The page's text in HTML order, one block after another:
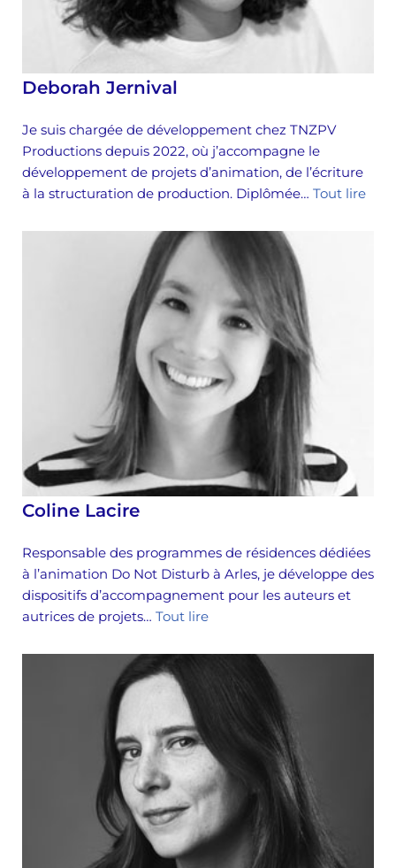
Deborah Jernival
Je suis chargée de développement chez TNZPV
Productions depuis 2022, où j’accompagne le
développement de projets d’animation, de l’écriture
à la structuration de production. Diplômée… Tout lire
Coline Lacire
Responsable des programmes de résidences dédiées
à l’animation Do Not Disturb à Arles, je développe des
dispositifs d’accompagnement pour les auteurs et
autrices de projets… Tout lire